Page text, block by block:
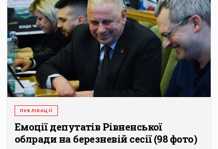
ПУБЛІКАЦІЇ
Емоції депутатів Рівненської
облради на березневій сесії (98 фото)